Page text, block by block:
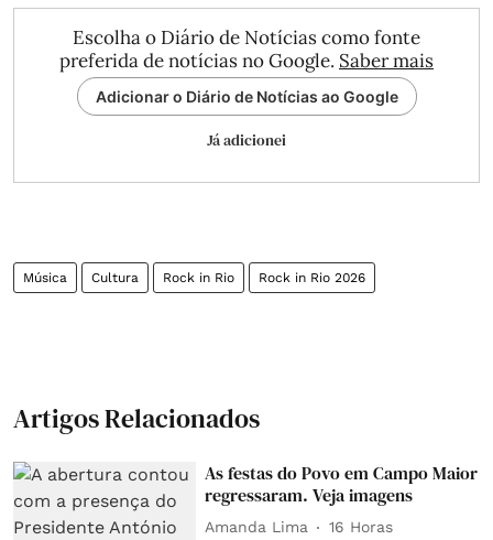
Escolha o Diário de Notícias como fonte
preferida de notícias no Google. Saber mais
Adicionar o Diário de Notícias ao Google
Já adicionei
Música Cultura Rock in Rio Rock in Rio 2026
Artigos Relacionados
As festas do Povo em Campo Maior
regressaram. Veja imagens
Amanda Lima 16 Horas